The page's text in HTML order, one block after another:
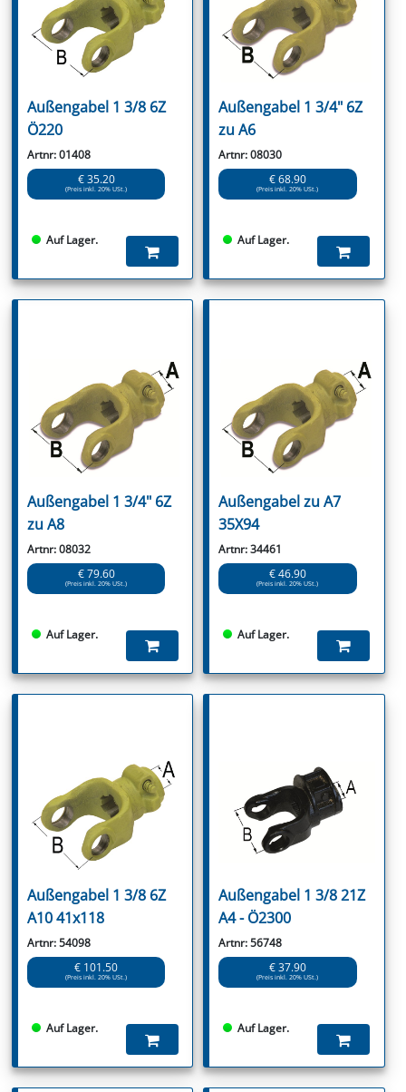
Außengabel 1 3/8 6Z
Ö220
Artnr: 01408
€ 35.20
(Preis inkl. 20% USt.)
Auf Lager.
Außengabel 1 3/4" 6Z
zu A6
Artnr: 08030
€ 68.90
(Preis inkl. 20% USt.)
Auf Lager.
Außengabel 1 3/4" 6Z
zu A8
Artnr: 08032
€ 79.60
(Preis inkl. 20% USt.)
Auf Lager.
Außengabel zu A7
35X94
Artnr: 34461
€ 46.90
(Preis inkl. 20% USt.)
Auf Lager.
Außengabel 1 3/8 6Z
A10 41x118
Artnr: 54098
€ 101.50
(Preis inkl. 20% USt.)
Auf Lager.
Außengabel 1 3/8 21Z
A4 - Ö2300
Artnr: 56748
€ 37.90
(Preis inkl. 20% USt.)
Auf Lager.